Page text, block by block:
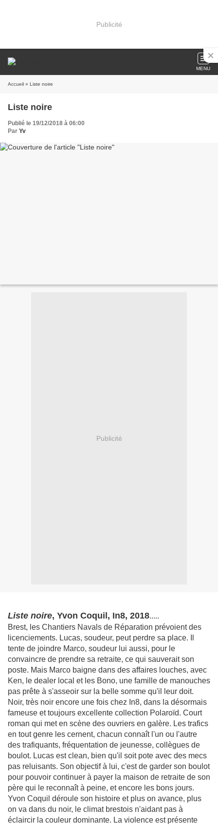
Publicité
MENU
Accueil » Liste noire
Liste noire
Publié le 19/12/2018 à 06:00
Par Yv
Publicité
Liste noire, Yvon Coquil, In8, 2018.....
Brest, les Chantiers Navals de Réparation prévoient des
licenciements. Lucas, soudeur, peut perdre sa place. Il
tente de joindre Marco, soudeur lui aussi, pour le
convaincre de prendre sa retraite, ce qui sauverait son
poste. Mais Marco baigne dans des affaires louches, avec
Ken, le dealer local et les Bono, une famille de manouches
pas prête à s'asseoir sur la belle somme qu'il leur doit.
Noir, très noir encore une fois chez In8, dans la désormais
fameuse et toujours excellente collection Polaroïd. Court
roman qui met en scène des ouvriers en galère. Les trafics
en tout genre les cernent, chacun connaît l'un ou l'autre
des trafiquants, fréquentation de jeunesse, collègues de
boulot. Lucas est clean, bien qu'il soit pote avec des mecs
pas reluisants. Son objectif à lui, c'est de garder son boulot
pour pouvoir continuer à payer la maison de retraite de son
père qui le reconnaît à peine, et encore les bons jours.
Yvon Coquil déroule son histoire et plus on avance, plus
on va dans du noir, le climat brestois n'aidant pas à
éclaircir la couleur dominante. La violence est présente